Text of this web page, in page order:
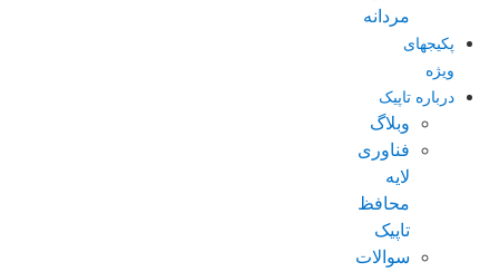
مردانه
پکیجهای
ویژه
درباره تاپیک
وبلاگ
فناوری
لایه
محافظ
تاپیک
سوالات